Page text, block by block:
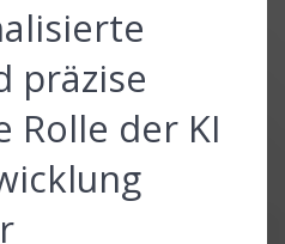
präzise
Rolle der KI